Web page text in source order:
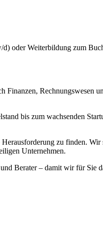
d) oder Weiterbildung zum
Rechnungswesen
bis zum wachsenden
zu finden.
Unternehmen.
Berater – damit wir für Sie